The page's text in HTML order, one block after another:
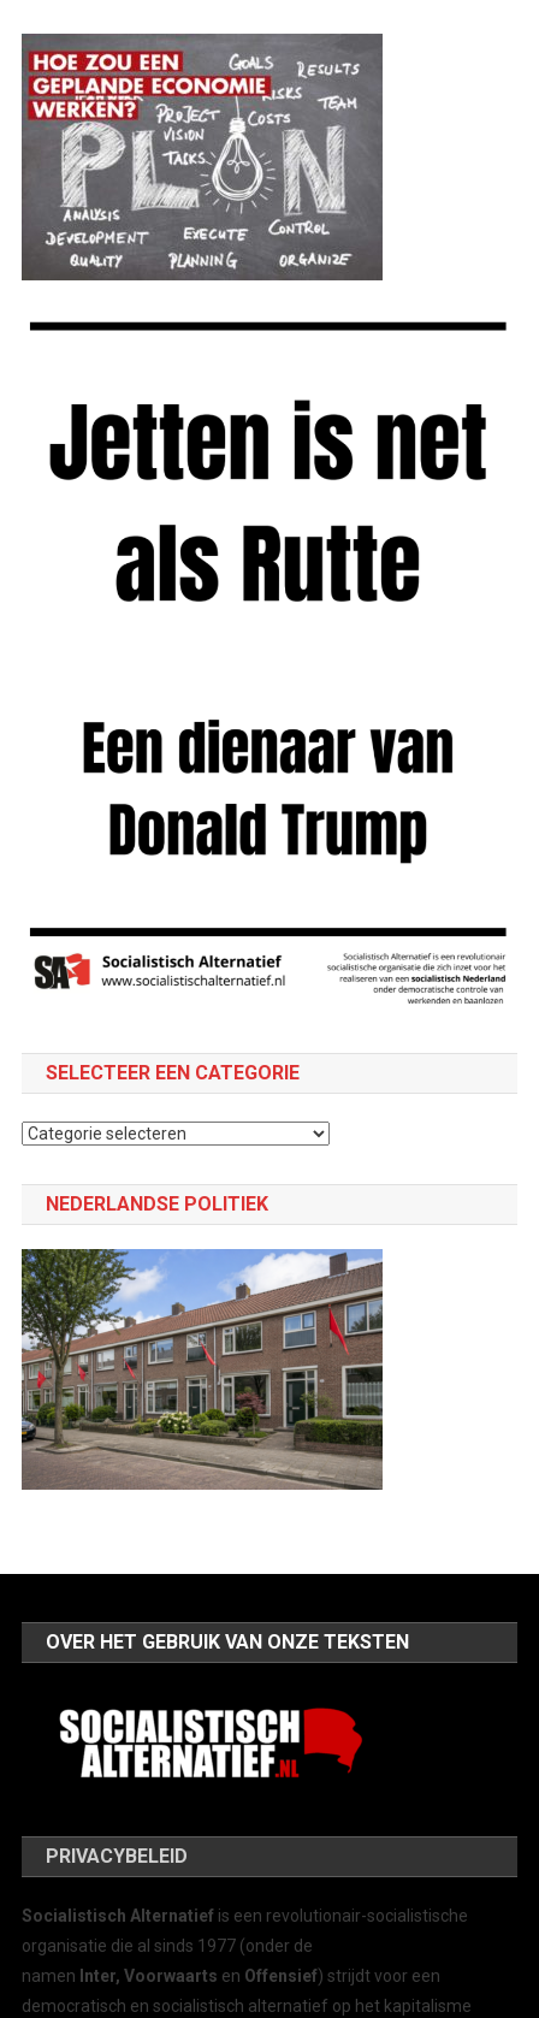
SELECTEER EEN CATEGORIE
Selecteer
NEDERLANDSE POLITIEK
OVER HET GEBRUIK VAN ONZE TEKSTEN
PRIVACYBELEID
Socialistisch Alternatief is een revolutionair-socialistische
organisatie die al sinds 1977 (onder de
namen Inter, Voorwaarts en Offensief) strijdt voor een
democratisch en socialistisch alternatief op het kapitalisme